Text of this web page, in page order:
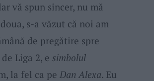
vă spun sincer, nu mă
s-a văzut că noi am
de pregătire spre
Liga 2, e simbolul
la fel ca pe Dan Alexa. Eu